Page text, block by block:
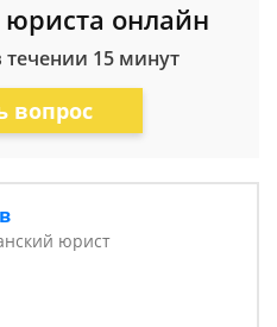
юриста онлайн
течении 15 минут
вопрос
юрист